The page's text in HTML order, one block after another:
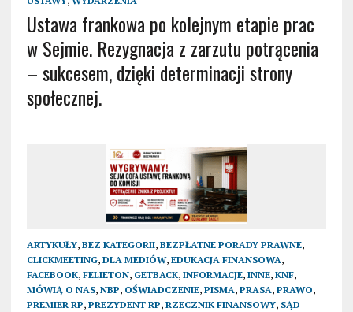
Ustawa frankowa po kolejnym etapie prac
w Sejmie. Rezygnacja z zarzutu potrącenia
– sukcesem, dzięki determinacji strony
społecznej.
ARTYKUŁY, BEZ KATEGORII, BEZPŁATNE PORADY PRAWNE,
CLICKMEETING, DLA MEDIÓW, EDUKACJA FINANSOWA,
FACEBOOK, FELIETON, GETBACK, INFORMACJE, INNE, KNF,
MÓWIĄ O NAS, NBP, OŚWIADCZENIE, PISMA, PRASA, PRAWO,
PREMIER RP, PREZYDENT RP, RZECZNIK FINANSOWY, SĄD